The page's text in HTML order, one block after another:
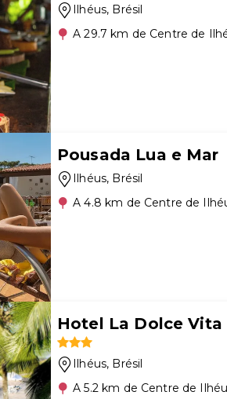
Ilhéus, Brésil
A 29.7 km de Centre de
Pousada Lua e Mar
Ilhéus, Brésil
A 4.8 km de Centre de
Hotel La Dolce Vita
Ilhéus, Brésil
A 5.2 km de Centre de